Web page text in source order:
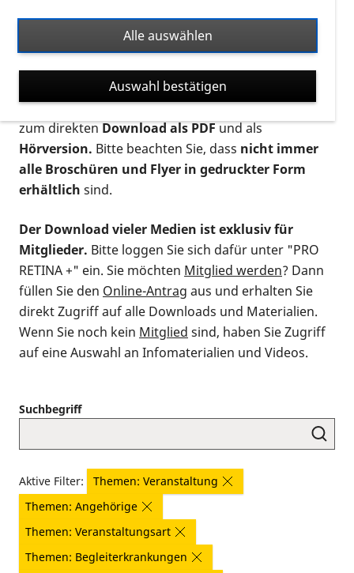
Ort. Nutzen Sie den Formatfilter, um ausschließlich
nach Flyern und Broschüren, Audios oder Videos zu
suchen. Die meisten Flyer und Broschüren werden in
verschiedenen Formaten angeboten: zur
postalischen Bestellung als gedruckte Variante
zum direktenDownload als PDFund als
Hörversion. Bitte beachten Sie, dass nicht immer
alle Broschüren und Flyer in gedruckter Form
erhältlich sind.
Der Download vieler Medien ist exklusiv für
Mitglieder. Bitte loggen Sie sich dafür unter "PRO
RETINA +" ein. Sie möchten Mitglied werden? Dann
füllen Sie den Online-Antrag aus und erhalten Sie
direkt Zugriff auf alle Downloads und Materialien.
Wenn Sie noch kein Mitglied sind, haben Sie Zugriff
auf eine Auswahl an Infomaterialien und Videos.
Suchbegriff
Aktive Filter:
Themen: Veranstaltung
Themen: Angehörige
Themen: Veranstaltungsart
Themen: Begleiterkrankungen
Alle auswählen
Auswahl bestätigen